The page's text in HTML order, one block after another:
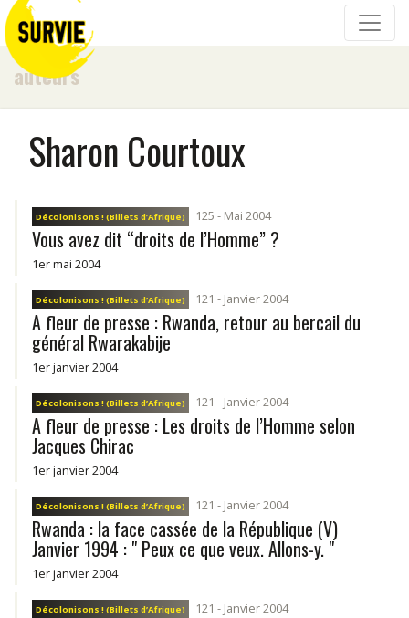
auteurs
Sharon Courtoux
Décolonisons ! (Billets d’Afrique) 125 - Mai 2004
Vous avez dit “droits de l’Homme” ?
1er mai 2004
Décolonisons ! (Billets d’Afrique) 121 - Janvier 2004
A fleur de presse : Rwanda, retour au bercail du
général Rwarakabije
1er janvier 2004
Décolonisons ! (Billets d’Afrique) 121 - Janvier 2004
A fleur de presse : Les droits de l’Homme selon
Jacques Chirac
1er janvier 2004
Décolonisons ! (Billets d’Afrique) 121 - Janvier 2004
Rwanda : la face cassée de la République (V)
Janvier 1994 : " Peux ce que veux. Allons-y. "
1er janvier 2004
Décolonisons ! (Billets d’Afrique) 121 - Janvier 2004